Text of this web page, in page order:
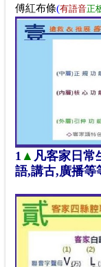
傅紅布條(有語音正
1 ▲ 凡客家日常
語,講古,廣播等